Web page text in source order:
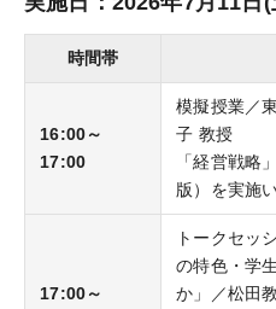
講師紹介
校舎ポータルサイト
KALSメディア
お知らせ
時間帯
16:00～
17:00
模擬授業／
子 教授
「経営戦略
版）を実施
17:00～
トークセッ
の特色・学
か」／松田